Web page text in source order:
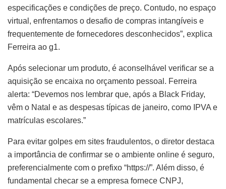
especificações e condições de preço. Contudo, no espaço
virtual, enfrentamos o desafio de compras intangíveis e
frequentemente de fornecedores desconhecidos”, explica
Ferreira ao g1.
Após selecionar um produto, é aconselhável verificar se a
aquisição se encaixa no orçamento pessoal. Ferreira
alerta: “Devemos nos lembrar que, após a Black Friday,
vêm o Natal e as despesas típicas de janeiro, como IPVA e
matrículas escolares.”
Para evitar golpes em sites fraudulentos, o diretor destaca
a importância de confirmar se o ambiente online é seguro,
preferencialmente com o prefixo “https://”. Além disso, é
fundamental checar se a empresa fornece CNPJ,